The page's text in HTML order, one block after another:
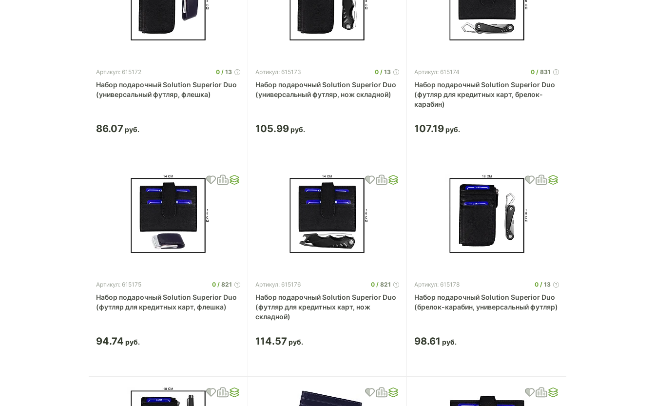
Артикул: 615172 0 13
Набор подарочный Solution Superior Duo
(универсальный футляр, флешка)
86.07
Артикул: 615173 0 13
Набор подарочный Solution Superior Duo
(универсальный футляр, нож складной)
105.99
Артикул: 615174 0 831
Набор подарочный Solution Superior Duo
(футляр для кредитных карт, брелок-
карабин)
107.19
Артикул: 615175 0 821
Набор подарочный Solution Superior Duo
(футляр для кредитных карт, флешка)
94.74
Артикул: 615176 0 821
Набор подарочный Solution Superior Duo
(футляр для кредитных карт, нож
складной)
114.57
Артикул: 615178 0 13
Набор подарочный Solution Superior Duo
(брелок-карабин, универсальный футляр)
98.61